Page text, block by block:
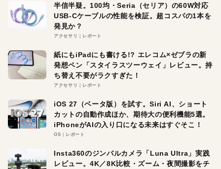
半信半疑。100均・Seria（セリア）の60W対応
USB-Cケーブルの性能を検証。超コスパの1本を
発見か？
アクセサリ レポート
紙にもiPadにも書ける!? エレコム×ゼブラの新
発想ペン「スタイラスツーウェイ」レビュー。持
ち替え不要がラクすぎた！
アクセサリ レポート
iOS 27（ベータ版）を試す。Siri AI、ショート
カットの自動作成ほか、期待大の便利機能5選。
iPhoneがAIの入り口になる未来はすぐそこ！
OS レポート
Insta360のジンバルカメラ「Luna Ultra」実践
レビュー。4K／8K比較・ズーム・夜間撮影をチ